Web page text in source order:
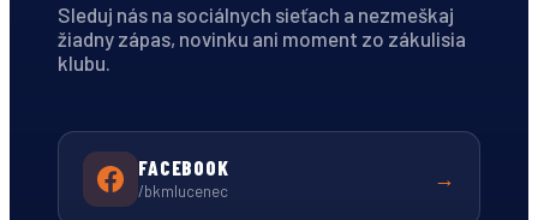
Sleduj nás na sociálnych sieťach a nezmeškaj
žiadny zápas, novinku ani moment zo zákulisia
klubu.
FACEBOOK
/bkmlucenec →